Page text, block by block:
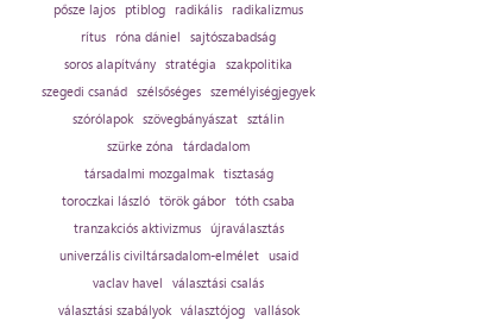
pősze lajos ptiblog radikális
radikalizmus
rítus
róna dániel
sajtószabadság
soros alapítvány stratégia
szakpolitika
szegedi csanád szélsőséges személyiségjegyek
szórólapok szövegbányászat sztálin
szürke zóna
tárdadalom
társadalmi mozgalmak tisztaság
toroczkai lászló török gábor tóth csaba
tranzakciós aktivizmus újraválasztás
univerzális civiltársadalom-elmélet usaid
vaclav havel
választási csalás
választási szabályok választójog vallások